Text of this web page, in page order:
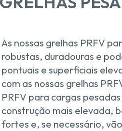
As nossas grelhas PRFV
robustas, duradouras e
pontuais e superficiais
com as nossas grelhas
PRFV para cargas
construção mais elevada,
fortes e, se necessário,